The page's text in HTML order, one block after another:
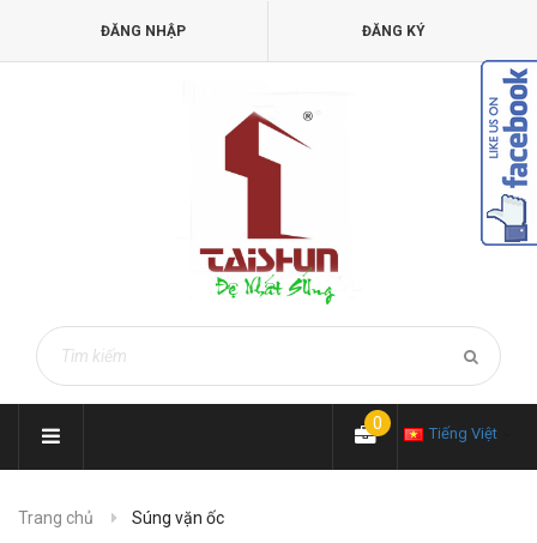
ĐĂNG NHẬP ĐĂNG KÝ
Tiếng Việt
0
Trang chủ Súng vặn ốc